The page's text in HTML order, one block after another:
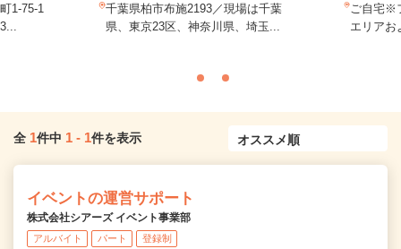
1-75-1
千葉県柏市布施2193／現場は千葉
県、東京23区、神奈川県、埼玉...
ご自宅※
エリアお
全 1件中 1 - 1件を表示
イベントの運営サポート
株式会社シアーズ イベント事業部
アルバイト パート 登録制